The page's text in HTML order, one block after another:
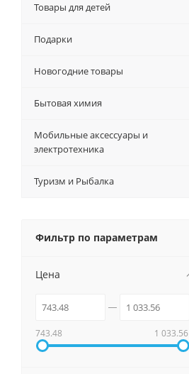
Товары для детей
Подарки
Новогодние товары
Бытовая химия
Мобильные аксессуары и
электротехника
Туризм и Рыбалка
Фильтр по параметрам
Цена
743.48 1 033.56